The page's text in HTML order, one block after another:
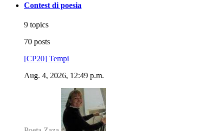
Contest di poesia
9 topics
70 posts
[CP20] Tempi
Aug. 4, 2026, 12:49 p.m.